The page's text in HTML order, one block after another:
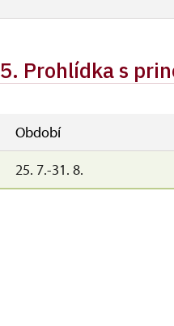
5. Prohlídka s
Období
25. 7.-31. 8.